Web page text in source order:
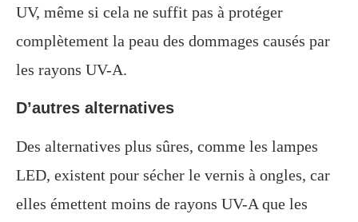
UV, même si cela ne suffit pas à protéger
complètement la peau des dommages causés par
les rayons UV-A.
D’autres alternatives
Des alternatives plus sûres, comme les lampes
LED, existent pour sécher le vernis à ongles, car
elles émettent moins de rayons UV-A que les